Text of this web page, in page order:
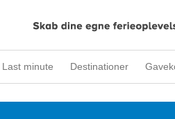
Last minute Destinationer